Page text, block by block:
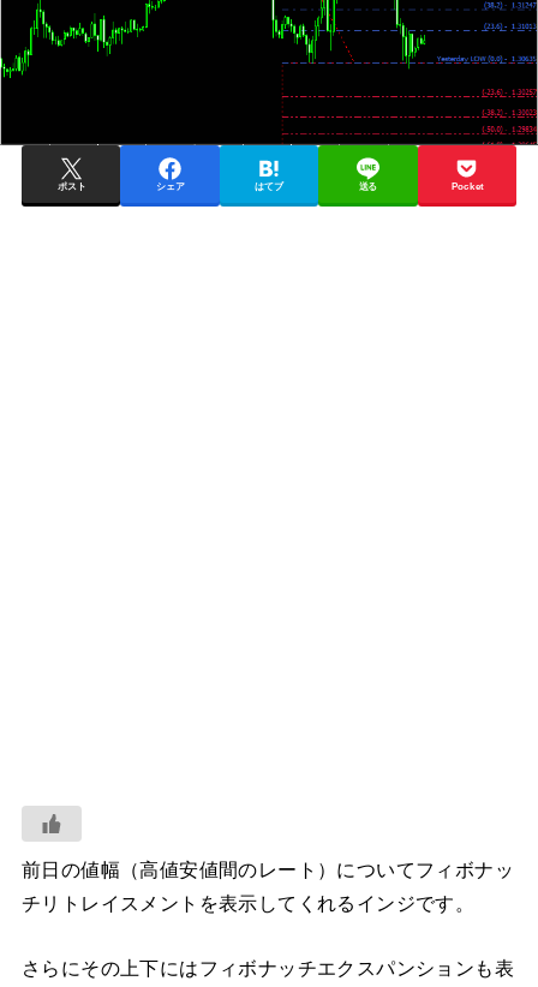
ポスト シェア はてブ 送る Pocket
前日の値幅（高値安値間のレート）についてフィボナッ
チリトレイスメントを表示してくれるインジです。
さらにその上下にはフィボナッチエクスパンションも表